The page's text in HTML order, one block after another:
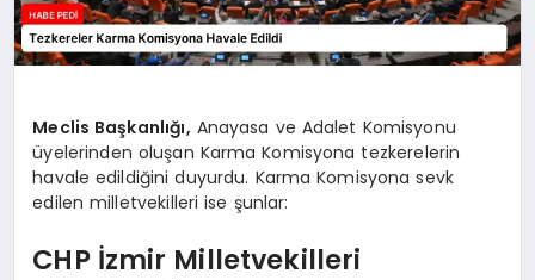
TEKNOLOJI
Meclis Başkanlığı, Anayasa ve Adalet Komisyonu
üyelerinden oluşan Karma Komisyona tezkerelerin
havale edildiğini duyurdu. Karma Komisyona sevk
edilen milletvekilleri ise şunlar:
CHP İzmir Milletvekilleri